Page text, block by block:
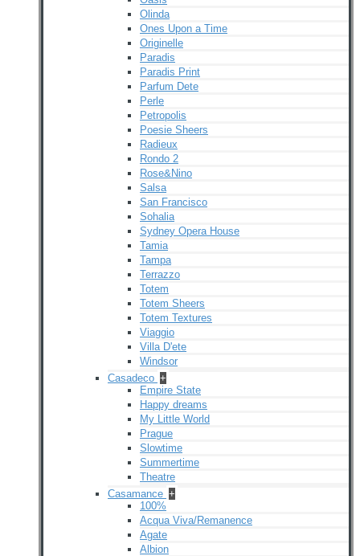
Olinda
Ones Upon a Time
Originelle
Paradis
Paradis Print
Parfum Dete
Perle
Petropolis
Poesie Sheers
Radieux
Rondo 2
Rose&Nino
Salsa
San Francisco
Sohalia
Sydney Opera House
Tamia
Tampa
Terrazzo
Totem
Totem Sheers
Totem Textures
Viaggio
Villa D'ete
Windsor
Casadeco +
Empire State
Happy dreams
My Little World
Prague
Slowtime
Summertime
Theatre
Casamance +
100%
Acqua Viva/Remanence
Agate
Albion